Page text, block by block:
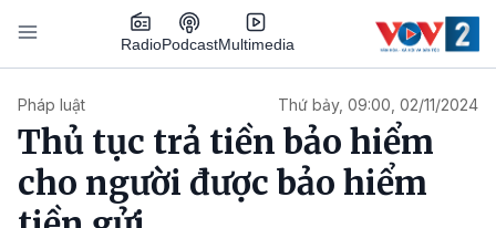
Nhảy đến nội dung
RadioPodcastMultimedia
Pháp luật Thứ bảy, 09:00, 02/11/2024
Thủ tục trả tiền bảo hiểm
cho người được bảo hiểm